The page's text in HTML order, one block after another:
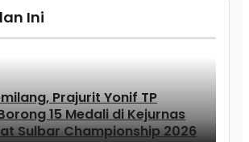
Ini
Prajurit Yonif TP
15 Medali di Kejurnas
Sulbar Championship 2026